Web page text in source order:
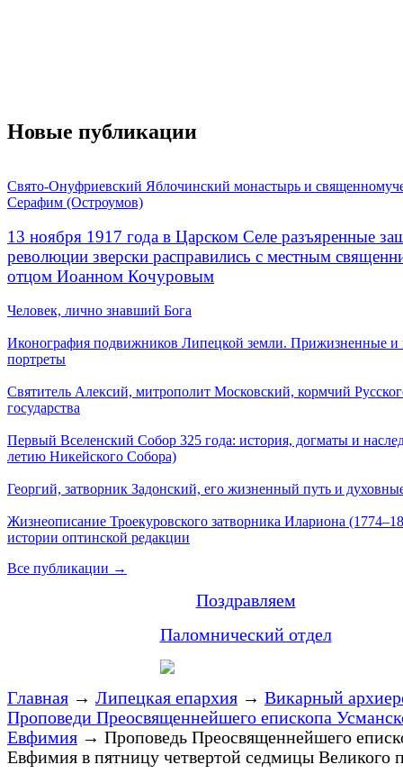
Новые публикации
Свято-Онуфриевский Яблочинский монастырь и
Серафим (Остроумов)
13 ноября 1917 года в Царском Селе разъяренные
революции зверски расправились с местным
отцом Иоанном Кочуровым
Человек, лично знавший Бога
Иконография подвижников Липецкой земли. Прижизненные и
портреты
Святитель Алексий, митрополит Московский, кормчий
государства
Первый Вселенский Собор 325 года: история, догматы и
летию Никейского Собора)
Георгий, затворник Задонский, его жизненный путь и
Жизнеописание Троекуровского затворника Илариона
истории оптинской редакции
Все публикации →
Поздравляем
Паломнический отдел
Главная → Липецкая епархия → Викарный
Проповеди Преосвященнейшего епископа
Евфимия → Проповедь Преосвященнейшего
Евфимия в пятницу четвертой cедмицы Великого